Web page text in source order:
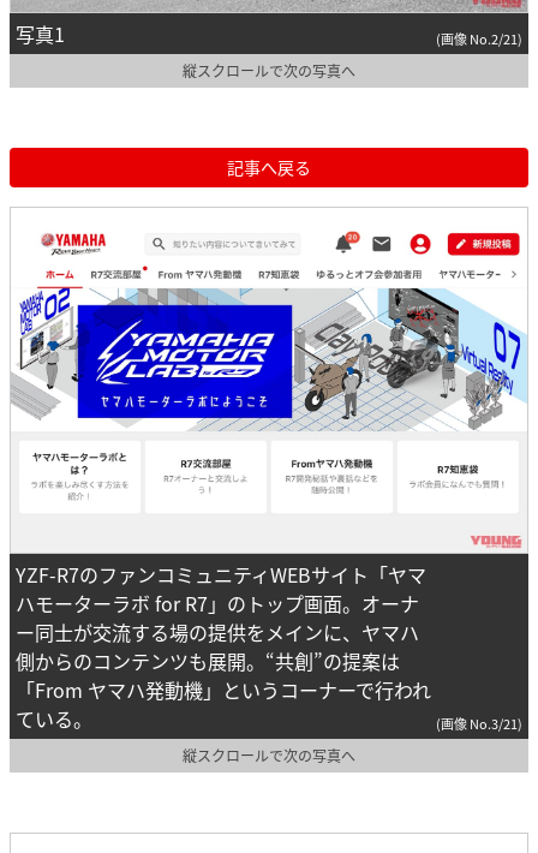
写真1 (画像 No.2/21)
縦スクロールで次の写真へ
記事へ戻る
YZF-R7のファンコミュニティWEBサイト「ヤマ
ハモーターラボ for R7」のトップ画面。オーナ
ー同士が交流する場の提供をメインに、ヤマハ
側からのコンテンツも展開。“共創”の提案は
「From ヤマハ発動機」というコーナーで行われ
ている。
(画像 No.3/21)
縦スクロールで次の写真へ